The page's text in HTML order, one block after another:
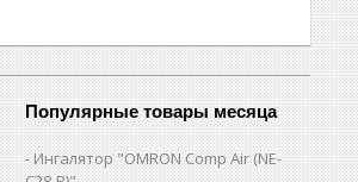
Популярные товары месяца
Ингалятор "OMRON Comp Air (NE-